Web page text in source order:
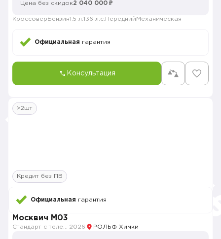
Цена без скидок2 040 000 ₽
Кроссовер Бензин1.5 л. 136 л.с. Передний Механическая
Официальная гарантия
Консультация
>2шт
Кредит без ПВ
Официальная гарантия
Москвич M03
2026 РОЛЬФ Химки